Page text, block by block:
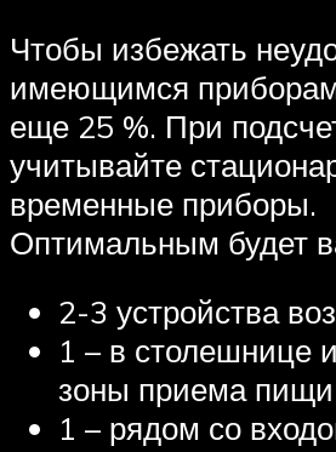
Чтобы избежать
имеющимся
еще 25 %. При
учитывайте
временные приборы.
Оптимальным будет
2-3 устройства
1 – в столешнице
зоны приема
1 – рядом со